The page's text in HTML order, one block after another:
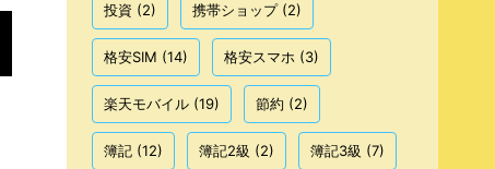
投資 (2) 携帯ショップ(2)
格安SIM (14) 格安スマホ (3)
楽天モバイル (19) 節約 (2)
簿記 (12) 簿記2級 (2) 簿記3級 (7)